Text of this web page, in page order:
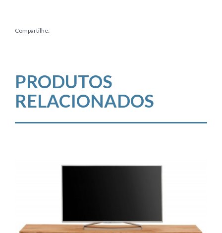
Compartilhe:
PRODUTOS
RELACIONADOS